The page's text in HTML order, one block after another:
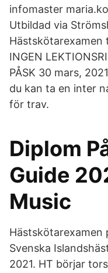
infomaster
Utbildad via
Hästskötarexamen
INGEN
PÅSK 30 mars,
du kan ta en inter
för trav.
Diplom
Guide
Music
Hästskötarexamen
2021. HT börjar